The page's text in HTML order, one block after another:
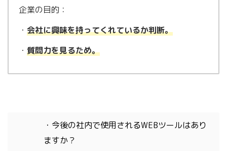
企業の目的：
・ 会社に興味を持ってくれているか判断。
・ 質問力を見るため。
・今後の社内で使用されるWEBツールはあり
ますか？